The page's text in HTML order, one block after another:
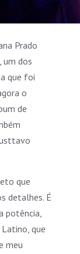
Prado
um dos
que foi
o
de
que
detalhes. É
potência,
que
meu